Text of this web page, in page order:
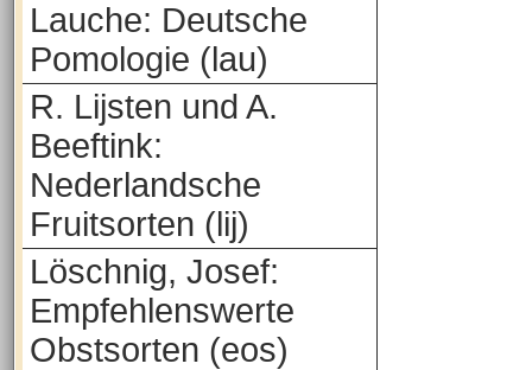
Lauche: Deutsche
Pomologie (lau)
R. Lijsten und A.
Beeftink:
Nederlandsche
Fruitsorten (lij)
Löschnig, Josef:
Empfehlenswerte
Obstsorten (eos)